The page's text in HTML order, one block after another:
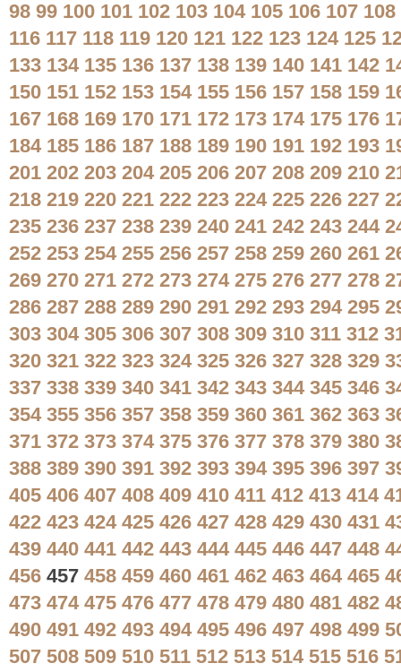
98 99 100 101 102 103 104 105 106 107 108
116 117 118 119 120 121 122 123 124 125
133 134 135 136 137 138 139 140 141 142
150 151 152 153 154 155 156 157 158 159
167 168 169 170 171 172 173 174 175 176
184 185 186 187 188 189 190 191 192 193
201 202 203 204 205 206 207 208 209 210
218 219 220 221 222 223 224 225 226 227
235 236 237 238 239 240 241 242 243 244
252 253 254 255 256 257 258 259 260 261
269 270 271 272 273 274 275 276 277 278
286 287 288 289 290 291 292 293 294 295
303 304 305 306 307 308 309 310 311 312
320 321 322 323 324 325 326 327 328 329
337 338 339 340 341 342 343 344 345 346
354 355 356 357 358 359 360 361 362 363
371 372 373 374 375 376 377 378 379 380
388 389 390 391 392 393 394 395 396 397
405 406 407 408 409 410 411 412 413 414
422 423 424 425 426 427 428 429 430 431
439 440 441 442 443 444 445 446 447 448
456 457 458 459 460 461 462 463 464 465
473 474 475 476 477 478 479 480 481 482
490 491 492 493 494 495 496 497 498 499
507 508 509 510 511 512 513 514 515 516